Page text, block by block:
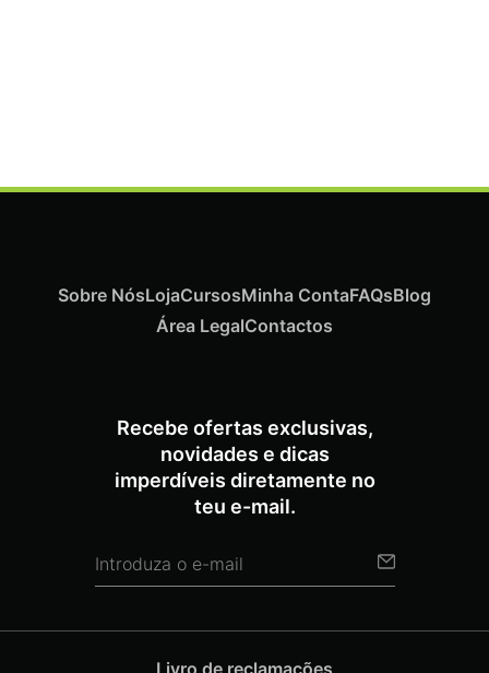
Recebe ofertas exclusivas,
novidades e dicas
imperdíveis diretamente no
teu e-mail.
Sobre NósLojaCursosMinha ContaFAQsBlog
Área LegalContactos
Livro de reclamações